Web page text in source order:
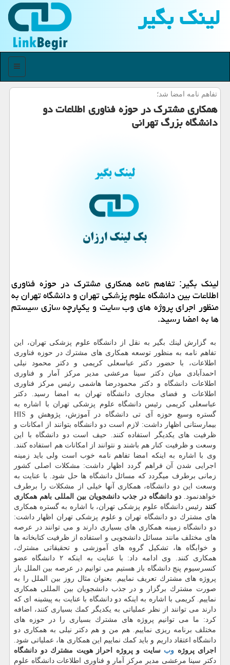
لینك بگیر
منو
تفاهم نامه امضا شد؛
همكاری مشترك در حوزه فناوری اطلاعات دو
دانشگاه بزرگ تهرانی
لینك بگیر: تفاهم نامه همكاری مشترك در حوزه فناوری
اطلاعات بین دانشگاه علوم پزشكی تهران و دانشگاه تهران به
منظور اجرای پروژه های وب سایت و یكپارچه سازی سیستم
ها به امضا رسید.
به گزارش لینك بگیر به نقل از دانشگاه علوم پزشكی تهران، این
تفاهم نامه به منظور توسعه همكاری های مشترك در حوزه فناوری
اطلاعات، با حضور دكتر عباسعلی كریمی و دكتر محمود نیلی
احمدآبادی میان دكتر سینا مرعشی مدیر مركز آمار و فناوری
اطلاعات دانشگاه و دكتر محمودرضا هاشمی رئیس مركز فناوری
اطلاعات و فضای مجازی دانشگاه تهران به امضا رسید. دكتر
عباسعلی كریمی رئیس دانشگاه علوم پزشكی تهران با اشاره به
گستره وسیع حوزه آی تی دانشگاه در آموزش، پژوهش و HIS
بیمارستانی اظهار داشت: لازم است دو دانشگاه بتوانند از امكانات و
ظرفیت های یكدیگر استفاده كنند. حیف است دو دانشگاه با این
وسعت و ظرفیت كنار هم باشند و نتوانند از امكانات هم استفاده كنند.
وی با اشاره به اینكه امضا تفاهم نامه خوب است ولی باید زمینه
اجرایی شدن آن فراهم گردد اظهار داشت: مشكلات اصلی كشور
زمانی برطرف میگردد كه مسائل دانشگاه ها حل شود. با عنایت به
وسعت این دو دانشگاه، همكاری آنها خیلی از مشكلات را برطرف
خواهدنمود. دو دانشگاه در جذب دانشجویان بین المللی باهم همكاری
كنند رئیس دانشگاه علوم پزشكی تهران، با اشاره به گستره همكاری
های مشترك دو دانشگاه تهران و علوم پزشكی تهران اظهار داشت:
دو دانشگاه زمینه همكاری های بسیاری دارند و می توانند در عرصه
های مختلف مانند مسائل دانشجویی و استفاده از ظرفیت كتابخانه ها
و خوابگاه ها، تشكیل گروه های آموزشی و تحقیقاتی مشترك،
همكاری كنند. وی ادامه داد: با عنایت به اینكه ۲ دانشگاه عضو
كنسرسیوم پنج دانشگاه باز هستیم می توانیم در عرصه بین الملل باز
پروژه های مشترك تعریف نماییم. بعنوان مثال روز بین الملل را به
صورت مشترك برگزار و در جذب دانشجویان بین المللی همكاری
نماییم. كریمی با اشاره به اینكه دو دانشگاه با عنایت به پیشینه ای كه
دارند می توانند از نظر عملیاتی به یكدیگر كمك بسیاری كنند، اضافه
كرد: ما می توانیم پروژه های مشترك بسیاری را در حوزه های
مختلف برنامه ریزی نماییم. هم من و هم دكتر نیلی به همكاری دو
دانشگاه اعتقاد داریم و باید كمك نماییم این همكاری ها، عملیاتی شود.
اجرای پروژه وب سایت و پروژه احراز هویت مشترك دو دانشگاه
دكتر سینا مرعشی مدیر مركز آمار و فناوری اطلاعات دانشگاه علوم